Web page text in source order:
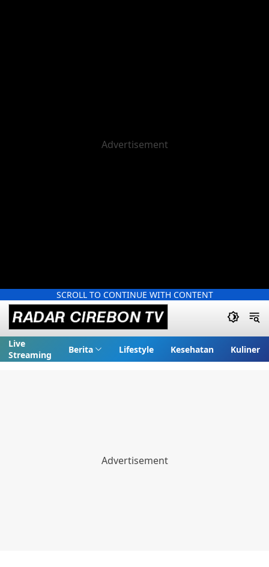
SCROLL TO CONTINUE WITH CONTENT
Live
Streaming
Berita Lifestyle Kesehatan Kuliner